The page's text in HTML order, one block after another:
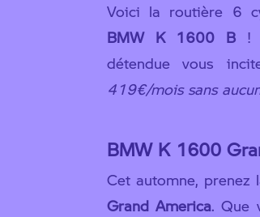
Voici la routière 6
BMW K 1600 B!
détendue vous
419€/mois sans
BMW K 1600
Cet automne, prenez
Grand America. Que